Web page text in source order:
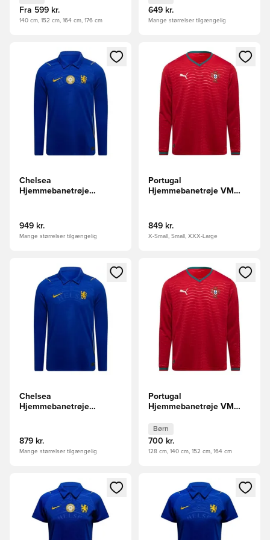
Fra 599 kr.
140 cm, 152 cm, 164 cm, 176 cm
649 kr.
Mange størrelser tilgængelig
Åbner en Modal til at logge ind eller tilmelde dig som
Chelsea
Hjemmebanetrøje
Champions Badge
949 kr.
Mange størrelser tilgængelig
Åbner en Modal til at logge
Portugal
Hjemmebanetrøje VM
849 kr.
X-Small, Small, XXX-Large
Åbner en Modal til at logge ind eller tilmelde dig som
Chelsea
Hjemmebanetrøje
879 kr.
Mange størrelser tilgængelig
Åbner en Modal til at logge
Portugal
Hjemmebanetrøje VM
Børn
700 kr.
128 cm, 140 cm, 152 cm, 164 cm
Åbner en Modal til at logge ind eller tilmelde dig som
Åbner en Modal til at logge